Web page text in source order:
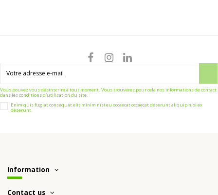
Vous pouvez vous désinscrire à tout moment. Vous trouverez pour cela nos informations de contact
dans les conditions d'utilisation du site.
Enim quis fugiat consequat elit minim nisi eu occaecat occaecat deserunt aliquip nisi ex
deserunt.
Information
Contact us